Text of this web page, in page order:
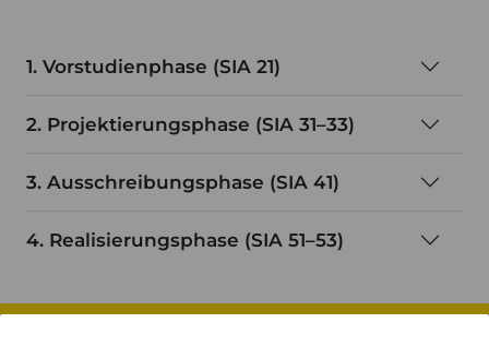
1. Vorstudienphase (SIA 21)
2. Projektierungsphase (SIA 31–33)
3. Ausschreibungsphase (SIA 41)
4. Realisierungsphase (SIA 51–53)